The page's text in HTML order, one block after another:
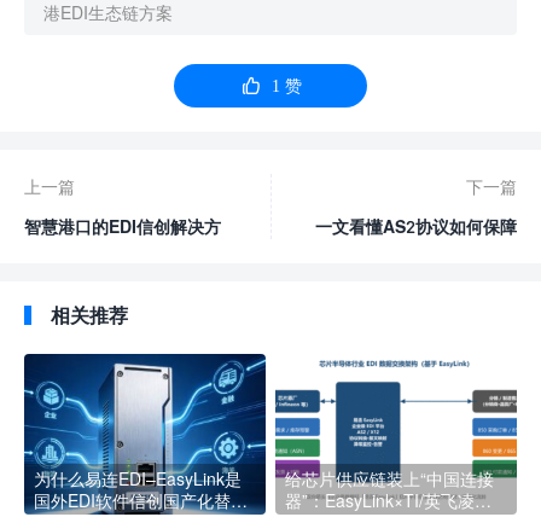
港EDI生态链方案
 1 赞
上一篇
智慧港口的EDI信创解决方
下一篇
一文看懂AS2协议如何保障
相关推荐
为什么易连EDI–EasyLink是
国外EDI软件信创国产化替代
给芯片供应链装上“中国连接
器”：EasyLink×TI/英飞凌对